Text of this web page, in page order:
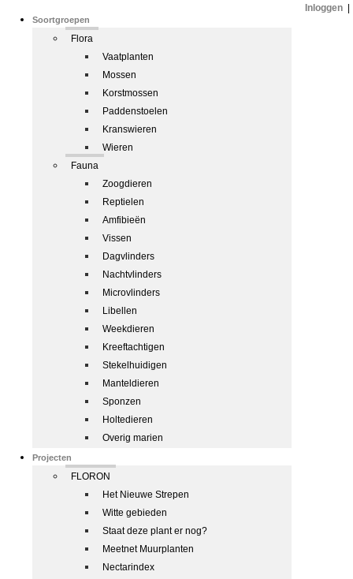
Soortgroepen
Flora
Vaatplanten
Mossen
Korstmossen
Paddenstoelen
Kranswieren
Wieren
Fauna
Zoogdieren
Reptielen
Amfibieën
Vissen
Dagvlinders
Nachtvlinders
Microvlinders
Libellen
Weekdieren
Kreeftachtigen
Stekelhuidigen
Manteldieren
Sponzen
Holtedieren
Overig marien
Projecten
FLORON
Het Nieuwe Strepen
Witte gebieden
Staat deze plant er nog?
Meetnet Muurplanten
Nectarindex
Inloggen